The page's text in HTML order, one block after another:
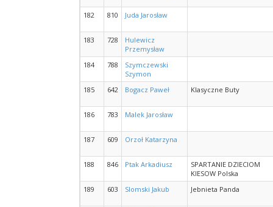
182 810 Juda Jarosław
183 728
Hulewicz
Przemysław
184
788
Szymczewski
Szymon
185
642 Bogacz Paweł Klasyczne Buty
186 783 Malek Jarosław
187 609 Orzoł Katarzyna
188 846 Ptak Arkadiusz
SPARTANIE DZIECIOM
KIESOW Polska
189
603 Slomski Jakub Jebnieta Panda